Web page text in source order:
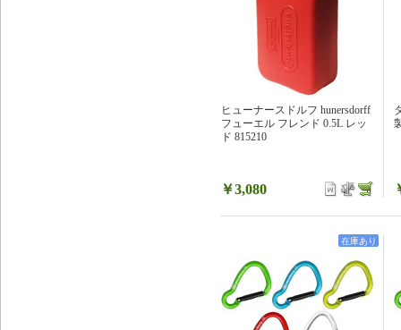
ヒューナースドルフ hunersdorff
フューエル フレンド 0.5L レッ
ド 815210
￥3,080
在庫あり